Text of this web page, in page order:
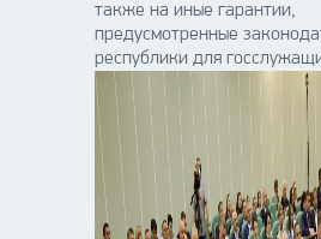
также на иные гарантии,
предусмотренные
республики для